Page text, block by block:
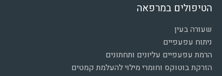
הטיפולים במרפאה
שעורה בעין
ניתוח עפעפיים
הרמת עפעפיים עליונים ותחתונים
הזרקת בוטוקס וחומרי מילוי להעלמת קמטים